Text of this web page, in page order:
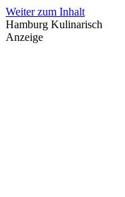
Weiter zum Inhalt
Hamburg Kulinarisch
Anzeige